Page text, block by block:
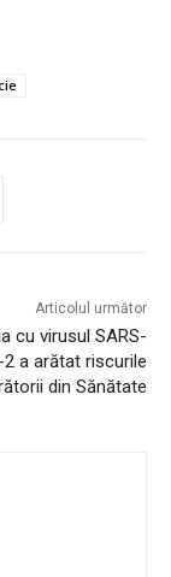
Articolul următor
cu virusul SARS-
a arătat riscurile
din Sănătate